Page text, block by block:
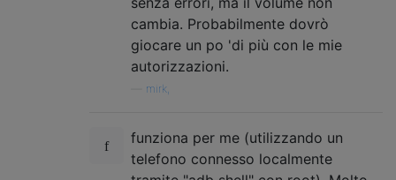
cambia. Probabilmente dovrò
giocare un po 'di più con le mie
autorizzazioni.
mirk,
funziona per me (utilizzando un
telefono connesso localmente